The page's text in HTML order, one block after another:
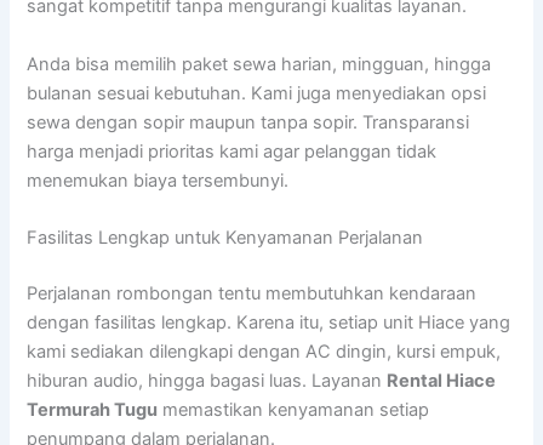
sangat kompetitif tanpa mengurangi kualitas layanan.
Anda bisa memilih paket sewa harian, mingguan, hingga
bulanan sesuai kebutuhan. Kami juga menyediakan opsi
sewa dengan sopir maupun tanpa sopir. Transparansi
harga menjadi prioritas kami agar pelanggan tidak
menemukan biaya tersembunyi.
Fasilitas Lengkap untuk Kenyamanan Perjalanan
Perjalanan rombongan tentu membutuhkan kendaraan
dengan fasilitas lengkap. Karena itu, setiap unit Hiace yang
kami sediakan dilengkapi dengan AC dingin, kursi empuk,
hiburan audio, hingga bagasi luas. Layanan Rental Hiace
Termurah Tugu memastikan kenyamanan setiap
penumpang dalam perjalanan.